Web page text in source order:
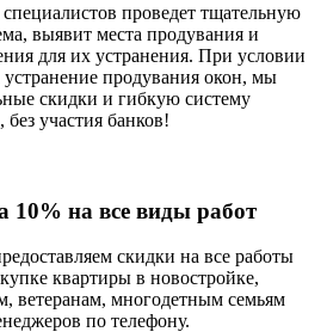
проведет тщательную
выявит места продувания и
для их устранения. При условии
устранение продувания окон, мы
скидки и гибкую систему
участия банков!
10% на все виды работ
скидки на все работы
квартиры в новостройке,
ветеранам, многодетным семьям
по телефону.